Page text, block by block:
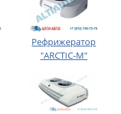
Рефрижератор
"ARCTIC-M"